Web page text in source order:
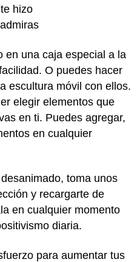
hizo
en una caja especial a la
O puedes hacer
escultura móvil con ellos.
elegir elementos que
en ti. Puedes agregar,
en cualquier
toma unos
y recargarte de
en cualquier momento
diaria.
para aumentar tus